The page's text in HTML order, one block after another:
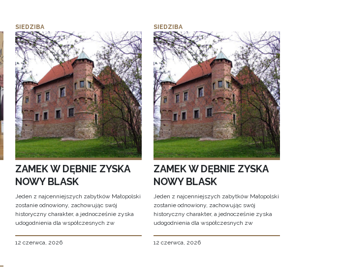
SIEDZIBA
ZAMEK W DĘBNIE ZYSKA
NOWY BLASK
Jeden z najcenniejszych zabytków Małopolski
zostanie odnowiony, zachowując swój
historyczny charakter, a jednocześnie zyska
udogodnienia dla współczesnych zw
12 czerwca, 2026
SIEDZIBA
ZAMEK W DĘBNIE ZYSKA
NOWY BLASK
Jeden z najcenniejszych zabytków Małopolski
zostanie odnowiony, zachowując swój
historyczny charakter, a jednocześnie zyska
udogodnienia dla współczesnych zw
12 czerwca, 2026